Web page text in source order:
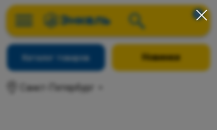
Каталог товаров Новинки
Санкт-Петербург